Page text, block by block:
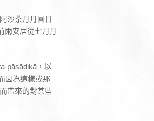
沙荼月月圓日
雨安居從七月月
pāsādikā，以
因為這樣或那
帶來的對某些